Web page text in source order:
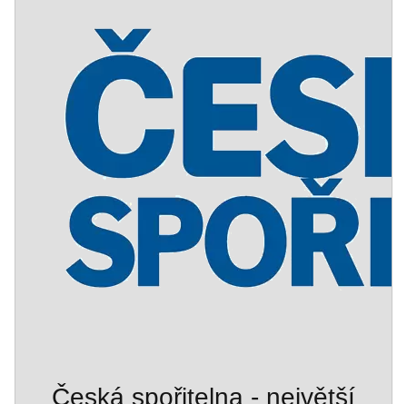
Česká spořitelna - největší